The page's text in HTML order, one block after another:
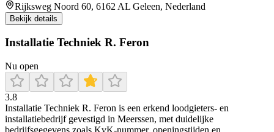
Rijksweg Noord 60, 6162 AL Geleen, Nederland
Bekijk details
Installatie Techniek R. Feron
Nu open
3.8
Installatie Techniek R. Feron is een erkend loodgieters- en
installatiebedrijf gevestigd in Meerssen, met duidelijke